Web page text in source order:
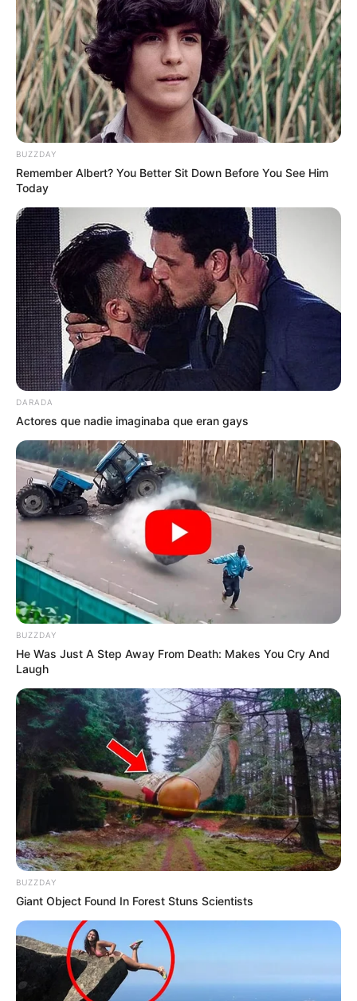
BUZZDAY
Remember Albert? You Better Sit Down Before You See Him
Today
DARADA
Actores que nadie imaginaba que eran gays
BUZZDAY
He Was Just A Step Away From Death: Makes You Cry And
Laugh
BUZZDAY
Giant Object Found In Forest Stuns Scientists